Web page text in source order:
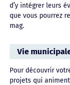
d’y intégrer leurs
que vous pourrez
mag.
Vie
Pour découvrir
projets qui